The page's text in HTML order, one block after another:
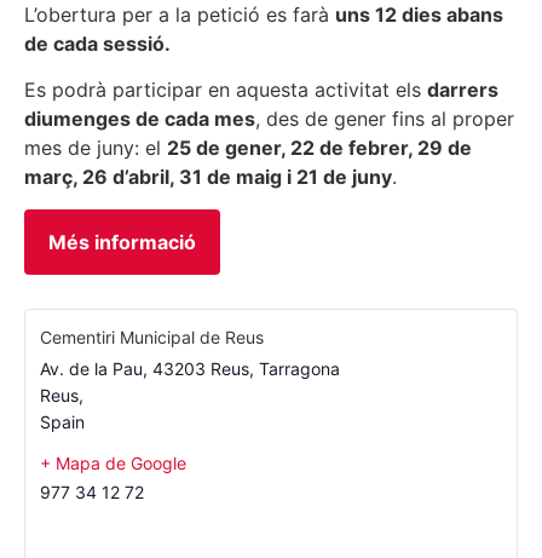
L’obertura per a la petició es farà uns 12 dies abans
de cada sessió.
Es podrà participar en aquesta activitat els darrers
diumenges de cada mes, des de gener fins al proper
mes de juny: el 25 de gener, 22 de febrer, 29 de
març, 26 d’abril, 31 de maig i 21 de juny.
Més informació
Cementiri Municipal de Reus
Av. de la Pau, 43203 Reus, Tarragona
Reus,
Spain
+ Mapa de Google
977 34 12 72